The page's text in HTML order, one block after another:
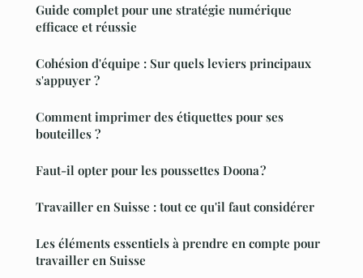
Guide complet pour une stratégie numérique
efficace et réussie
Cohésion d'équipe : Sur quels leviers principaux
s'appuyer ?
Comment imprimer des étiquettes pour ses
bouteilles ?
Faut-il opter pour les poussettes Doona ?
Travailler en Suisse : tout ce qu'il faut considérer
Les éléments essentiels à prendre en compte pour
travailler en Suisse